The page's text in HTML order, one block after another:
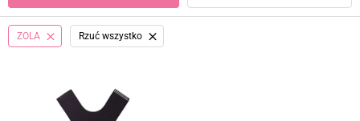
ZOLA Rzuć wszystko